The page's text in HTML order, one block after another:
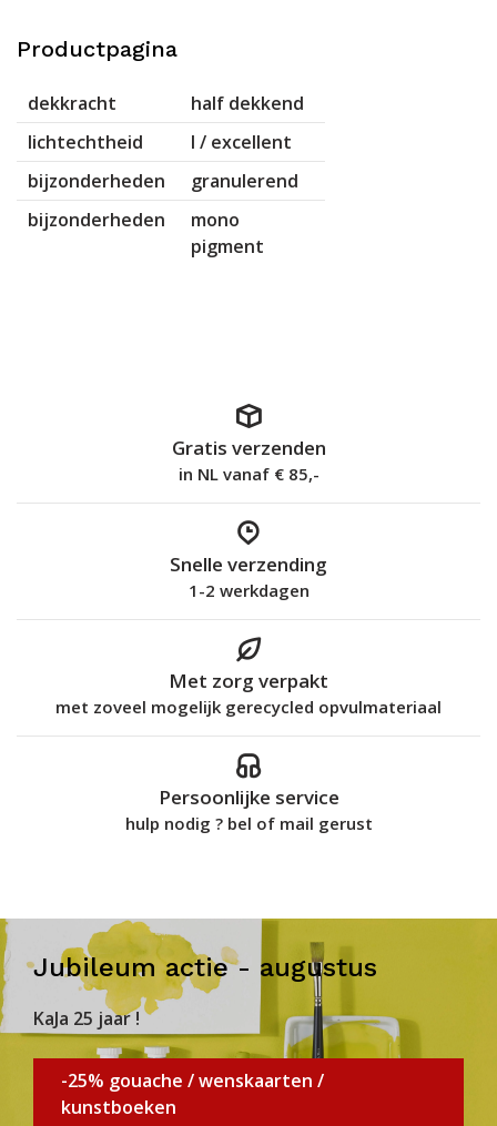
Productpagina
dekkracht
half dekkend
lichtechtheid
I / excellent
bijzonderheden
granulerend
bijzonderheden
mono
pigment
Gratis verzenden
in NL vanaf € 85,-
Snelle verzending
1-2 werkdagen
Met zorg verpakt
met zoveel mogelijk gerecycled opvulmateriaal
Persoonlijke service
hulp nodig ? bel of mail gerust
Jubileum actie - augustus
KaJa 25 jaar !
-25% gouache / wenskaarten /
kunstboeken